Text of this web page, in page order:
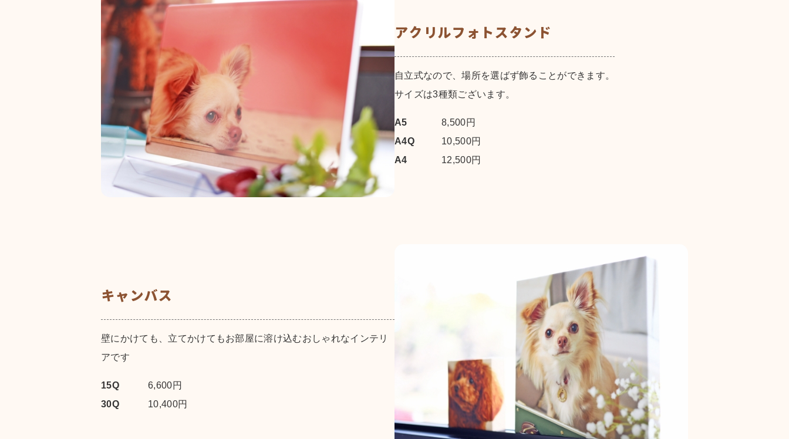
アクリルフォトスタンド
自立式なので、場所を選ばず飾ることができます。
サイズは3種類ございます。
A5
8,500円
A4Q
10,500円
A4
12,500円
キャンバス
壁にかけても、立てかけてもお部屋に溶け込むおしゃれなインテリ
アです
15Q
6,600円
30Q
10,400円